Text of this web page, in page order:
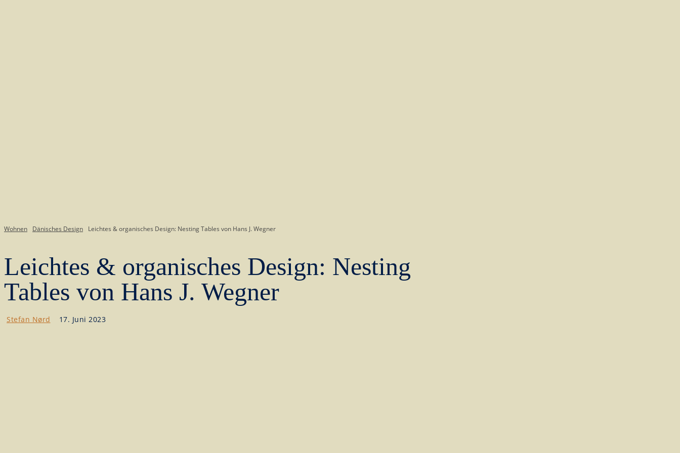
Wohnen Dänisches Design Leichtes & organisches Design: Nesting Tables von Hans J. Wegner
Leichtes & organisches Design: Nesting
Tables von Hans J. Wegner
Stefan Nørd 17. Juni 2023